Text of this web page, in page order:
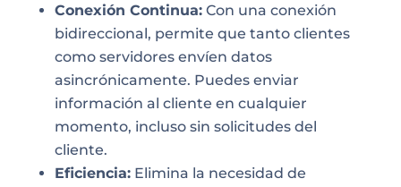
Conexión Continua:Con una conexión
bidireccional, permite que tanto clientes
como servidores envíen datos
asincrónicamente. Puedes enviar
información al cliente en cualquier
momento, incluso sin solicitudes del
cliente.
Eficiencia:Elimina la necesidad de